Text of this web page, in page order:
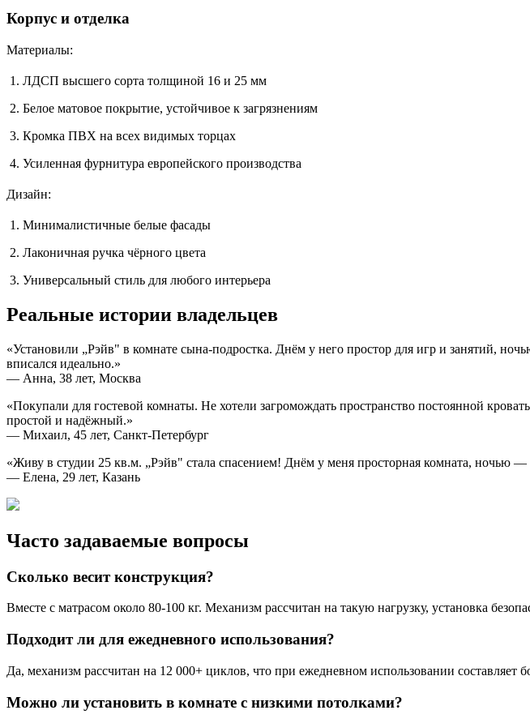
Корпус и отделка
Материалы:
ЛДСП высшего сорта толщиной 16 и 25 мм
Белое матовое покрытие, устойчивое к загрязнениям
Кромка ПВХ на всех видимых торцах
Усиленная фурнитура европейского производства
Дизайн:
Минималистичные белые фасады
Лаконичная ручка чёрного цвета
Универсальный стиль для любого интерьера
Реальные истории владельцев
«Установили „Рэйв" в комнате сына-подростка. Днём у него простор для игр и занятий,
вписался идеально.»
— Анна, 38 лет, Москва
«Покупали для гостевой комнаты. Не хотели загромождать пространство постоянной
простой и надёжный.»
— Михаил, 45 лет, Санкт-Петербург
«Живу в студии 25 кв.м. „Рэйв" стала спасением! Днём у меня просторная комната, ночью
— Елена, 29 лет, Казань
Часто задаваемые вопросы
Сколько весит конструкция?
Вместе с матрасом около 80-100 кг. Механизм рассчитан на такую нагрузку, установка
Подходит ли для ежедневного использования?
Да, механизм рассчитан на 12 000+ циклов, что при ежедневном использовании составляет
Можно ли установить в комнате с низкими потолками?